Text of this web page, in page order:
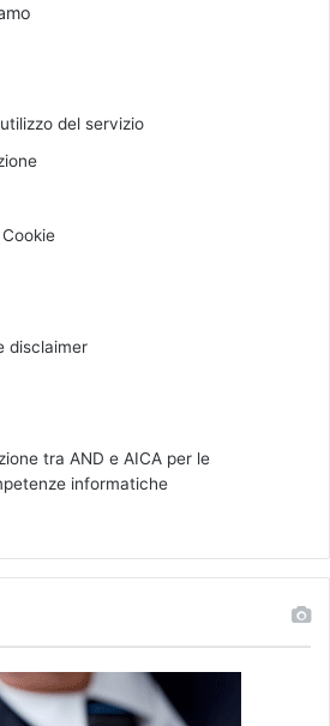
del servizio
disclaimer
tra AND e AICA per le
informatiche